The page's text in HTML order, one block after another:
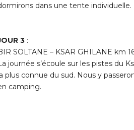
dans une tente individuelle.
3 :
SOLTANE – KSAR GHILANE km
journée s’écoule sur les pistes du
plus connue du sud. Nous y
camping.